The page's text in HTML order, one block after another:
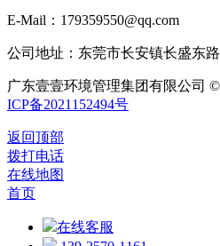
E-Mail：179359550@qq.com
公司地址：东莞市长安镇长盛东
广东壹壹环境管理集团有限公
ICP备2021152494号
返回顶部
拨打电话
在线地图
首页
在线客服